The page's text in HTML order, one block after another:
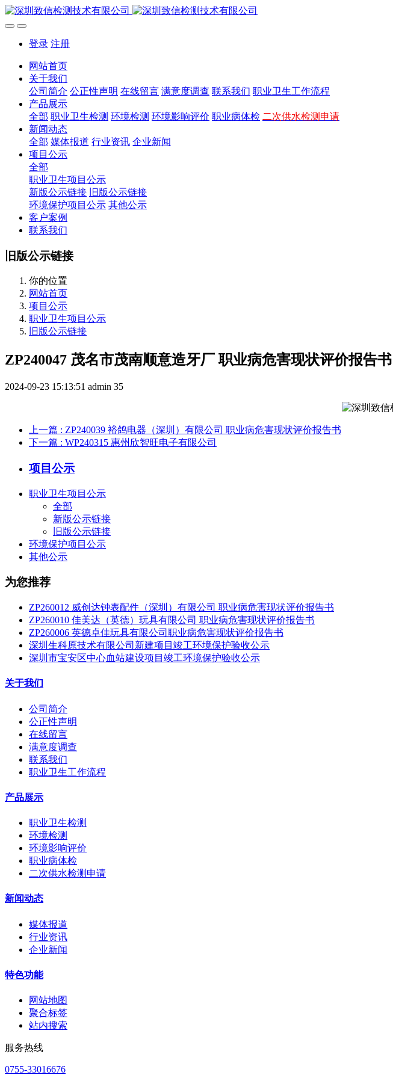
登录 注册
网站首页
关于我们
公司简介 公正性声明 在线留言 满意度调查 联系我们 职业卫生工作流程
产品展示
全部 职业卫生检测 环境检测 环境影响评价 职业病体检 二次供水检测申请
新闻动态
全部 媒体报道 行业资讯 企业新闻
项目公示
全部
职业卫生项目公示
新版公示链接
旧版公示链接
环境保护项目公示 其他公示
客户案例
联系我们
旧版公示链接
你的位置
网站首页
项目公示
职业卫生项目公示
旧版公示链接
ZP240047 茂名市茂南顺意造牙厂 职业病危害现状评价报告书
2024-09-23 15:13:51 admin 35
上一篇 : ZP240039 裕鸽电器（深圳）有限公司 职业病危害现状评价报告书
下一篇 : WP240315 惠州欣智旺电子有限公司
项目公示
职业卫生项目公示
全部
新版公示链接
旧版公示链接
环境保护项目公示
其他公示
为您推荐
ZP260012 威创达钟表配件（深圳）有限公司 职业病危害现状评价报告书
ZP260010 佳美达（英德）玩具有限公司 职业病危害现状评价报告书
ZP260006 英德卓佳玩具有限公司职业病危害现状评价报告书
深圳生科原技术有限公司新建项目竣工环境保护验收公示
深圳市宝安区中心血站建设项目竣工环境保护验收公示
关于我们
公司简介
公正性声明
在线留言
满意度调查
联系我们
职业卫生工作流程
产品展示
职业卫生检测
环境检测
环境影响评价
职业病体检
二次供水检测申请
新闻动态
媒体报道
行业资讯
企业新闻
特色功能
网站地图
聚合标签
站内搜索
服务热线
0755-33016676